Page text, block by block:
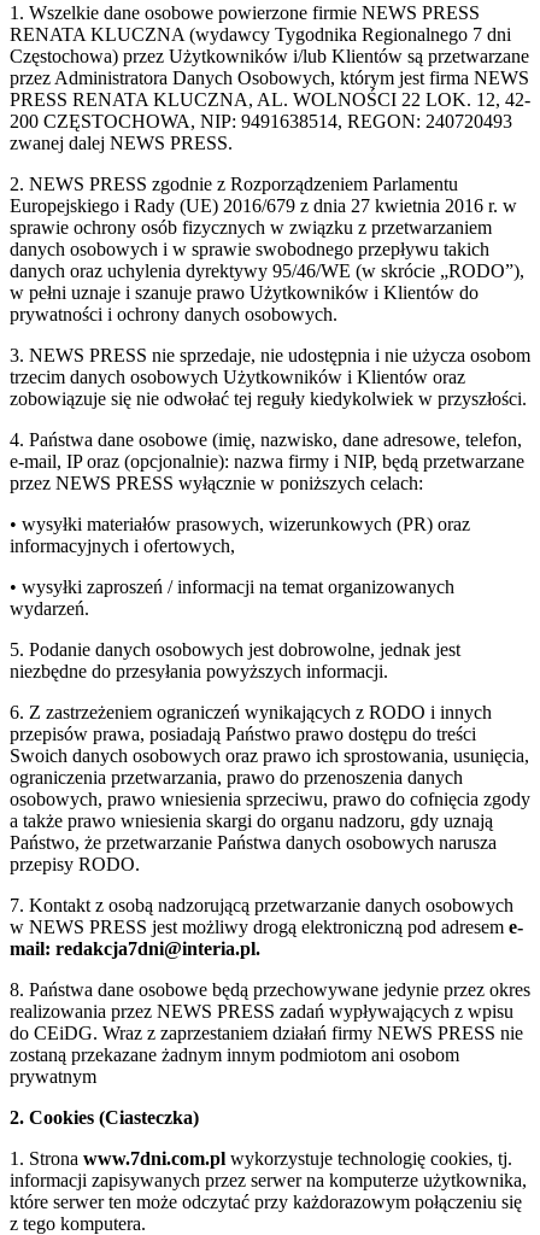
1. Wszelkie dane osobowe powierzone firmie NEWS PRESS
RENATA KLUCZNA (wydawcy Tygodnika Regionalnego 7 dni
Częstochowa) przez Użytkowników i/lub Klientów są przetwarzane
przez Administratora Danych Osobowych, którym jest firma NEWS
PRESS RENATA KLUCZNA, AL. WOLNOŚCI 22 LOK. 12, 42-
200 CZĘSTOCHOWA, NIP: 9491638514, REGON: 240720493
zwanej dalej NEWS PRESS.
2. NEWS PRESS zgodnie z Rozporządzeniem Parlamentu
Europejskiego i Rady (UE) 2016/679 z dnia 27 kwietnia 2016 r. w
sprawie ochrony osób fizycznych w związku z przetwarzaniem
danych osobowych i w sprawie swobodnego przepływu takich
danych oraz uchylenia dyrektywy 95/46/WE (w skrócie „RODO”),
w pełni uznaje i szanuje prawo Użytkowników i Klientów do
prywatności i ochrony danych osobowych.
3. NEWS PRESS nie sprzedaje, nie udostępnia i nie użycza osobom
trzecim danych osobowych Użytkowników i Klientów oraz
zobowiązuje się nie odwołać tej reguły kiedykolwiek w przyszłości.
4. Państwa dane osobowe (imię, nazwisko, dane adresowe, telefon,
e-mail, IP oraz (opcjonalnie): nazwa firmy i NIP, będą przetwarzane
przez NEWS PRESS wyłącznie w poniższych celach:
• wysyłki materiałów prasowych, wizerunkowych (PR) oraz
informacyjnych i ofertowych,
• wysyłki zaproszeń / informacji na temat organizowanych
wydarzeń.
5. Podanie danych osobowych jest dobrowolne, jednak jest
niezbędne do przesyłania powyższych informacji.
6. Z zastrzeżeniem ograniczeń wynikających z RODO i innych
przepisów prawa, posiadają Państwo prawo dostępu do treści
Swoich danych osobowych oraz prawo ich sprostowania, usunięcia,
ograniczenia przetwarzania, prawo do przenoszenia danych
osobowych, prawo wniesienia sprzeciwu, prawo do cofnięcia zgody
a także prawo wniesienia skargi do organu nadzoru, gdy uznają
Państwo, że przetwarzanie Państwa danych osobowych narusza
przepisy RODO.
7. Kontakt z osobą nadzorującą przetwarzanie danych osobowych
w NEWS PRESS jest możliwy drogą elektroniczną pod adresem e-
mail: redakcja7dni@interia.pl.
8. Państwa dane osobowe będą przechowywane jedynie przez okres
realizowania przez NEWS PRESS zadań wypływających z wpisu
do CEiDG. Wraz z zaprzestaniem działań firmy NEWS PRESS nie
zostaną przekazane żadnym innym podmiotom ani osobom
prywatnym
2. Cookies (Ciasteczka)
1. Strona www.7dni.com.pl wykorzystuje technologię cookies, tj.
informacji zapisywanych przez serwer na komputerze użytkownika,
które serwer ten może odczytać przy każdorazowym połączeniu się
z tego komputera.